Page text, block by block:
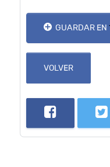
GUARDAR EN
VOLVER